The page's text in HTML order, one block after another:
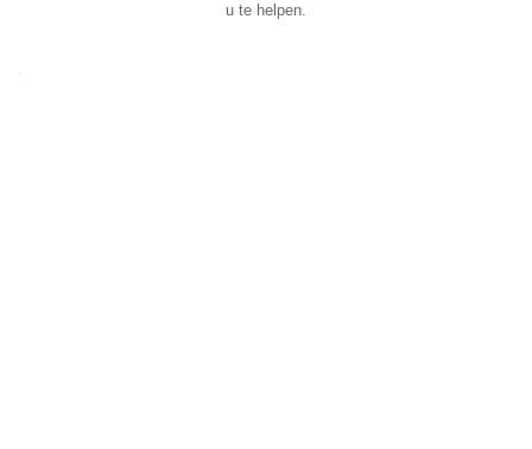
u te helpen.